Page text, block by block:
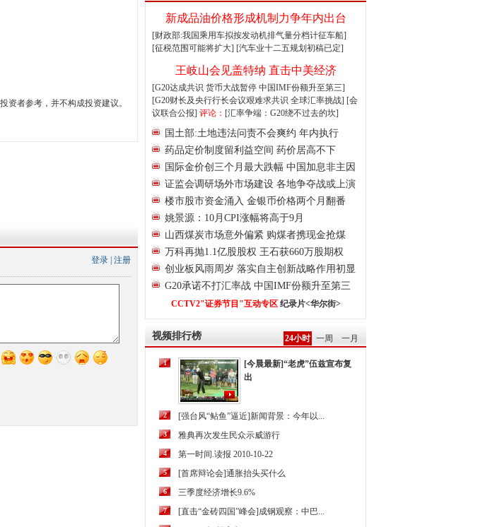
资者参考，并不构成投资建议。
登录 注册
新成品油价格形成机制力争年内出台
[财政部:我国乘用车拟按发动机排气量分档计征车船]
[征税范围可能将扩大] [汽车业十二五规划初稿已定]
王岐山会见盖特纳 直击中美经济
[G20达成共识 货币大战暂停 中国IMF份额升至第三]
[G20财长及央行行长会议艰难求共识 全球汇率挑战] [会
议联合公报] 评论： [汇率争端：G20绕不过去的坎]
国土部:土地违法问责不会爽约 年内执行
药品定价制度留利益空间 药价居高不下
国际金价创三个月最大跌幅 中国加息非主因
证监会调研场外市场建设 各地争夺战或上演
楼市股市资金涌入 金银币价格两个月翻番
姚景源：10月CPI涨幅将高于9月
山西煤炭市场意外偏紧 购煤者携现金抢煤
万科再抛1.1亿股股权 王石获660万股期权
创业板风雨周岁 落实自主创新战略作用初显
G20承诺不打汇率战 中国IMF份额升至第三
CCTV2"证券节目"互动专区 纪录片<华尔街>
视频排行榜 24小时 一周 一月
1
[今晨最新]“老虎”伍兹宣布复
出
2 [强台风“鲇鱼”逼近]新闻背景：今年以...
3 雅典再次发生民众示威游行
4 第一时间.读报 2010-10-22
5 [首席辩论会]通胀抬头买什么
6 三季度经济增长9.6%
7 [直击“金砖四国”峰会]成钢观察：中巴...